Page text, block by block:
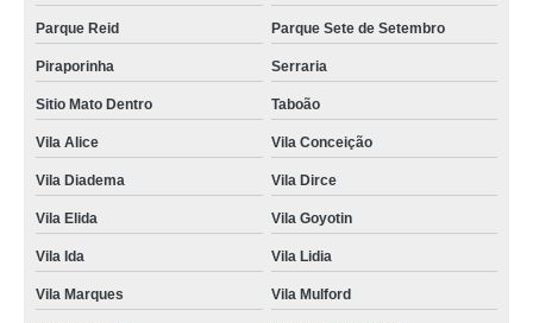
Parque Reid Parque Sete de Setembro
Piraporinha Serraria
Sitio Mato Dentro Taboão
Vila Alice Vila Conceição
Vila Diadema Vila Dirce
Vila Elida Vila Goyotin
Vila Ida Vila Lidia
Vila Marques Vila Mulford